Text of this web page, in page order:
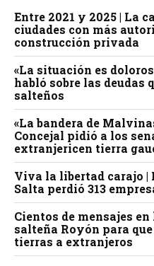
Entre 2021 y 2025 | La
ciudades con más
construcción privada
«La situación es
habló sobre las deudas
salteños
«La bandera de
Concejal pidió a los
extranjericen tierra
Viva la libertad carajo
Salta perdió 313
Cientos de mensajes
salteña Royón para
tierras a extranjeros